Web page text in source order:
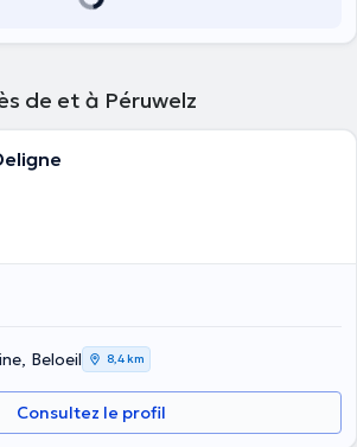
de et à Péruwelz
Beloeil 8,4 km
Consultez le profil